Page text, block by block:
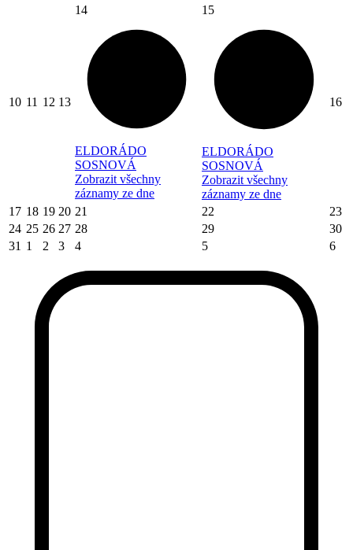
10 11 12 13
14
ELDORÁDO
SOSNOVÁ
Zobrazit všechny
záznamy ze dne
15
ELDORÁDO
SOSNOVÁ
Zobrazit všechny
záznamy ze dne
16
17 18 19 20 21 22
23
24 25 26 27 28 29
30
31 1 2 3 4 5 6